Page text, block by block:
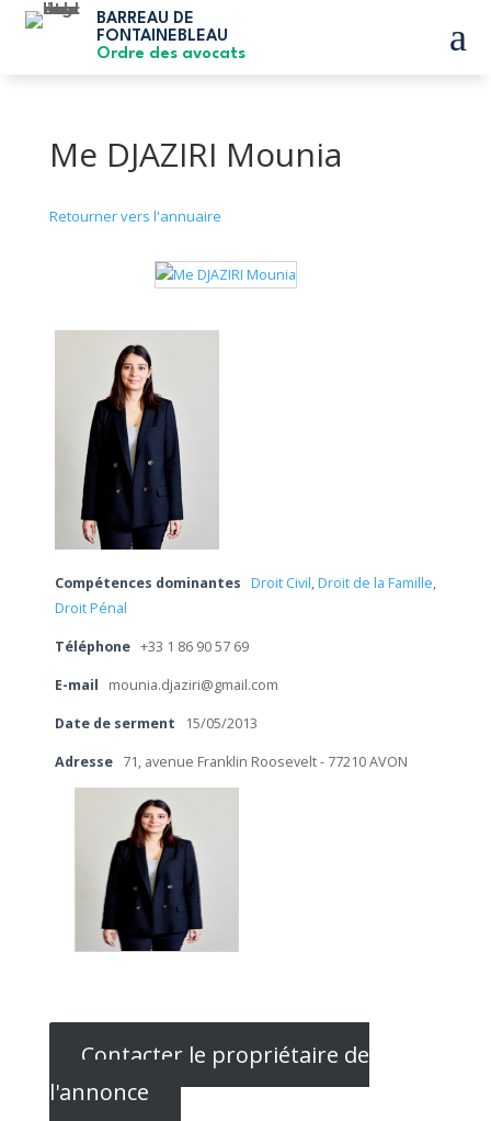
BARREAU DE
FONTAINEBLEAU
Ordre des avocats
a
Me DJAZIRI Mounia
Retourner vers l'annuaire
Compétences dominantes Droit Civil,Droit de la Famille,
Droit Pénal
Téléphone +33 1 86 90 57 69
E-mail mounia.djaziri@gmail.com
Date de serment 15/05/2013
Adresse 71, avenue Franklin Roosevelt - 77210 AVON
Contacter le propriétaire de
l'annonce